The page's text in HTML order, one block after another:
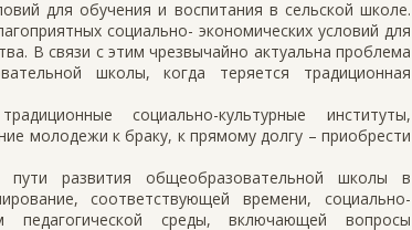
для обучения и воспитания в сельской школе.
социально- экономических условий для
В связи с этим чрезвычайно актуальна проблема
школы, когда теряется традиционная
социально-культурные институты,
молодежи к браку, к прямому долгу – приобрести
развития общеобразовательной школы в
соответствующей времени, социально-
педагогической среды, включающей вопросы